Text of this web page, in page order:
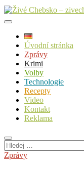
Úvodní stránka
Zprávy
Krimi
Volby
Technologie
Recepty
Video
Kontakt
Reklama
Hledej
…
Zprávy